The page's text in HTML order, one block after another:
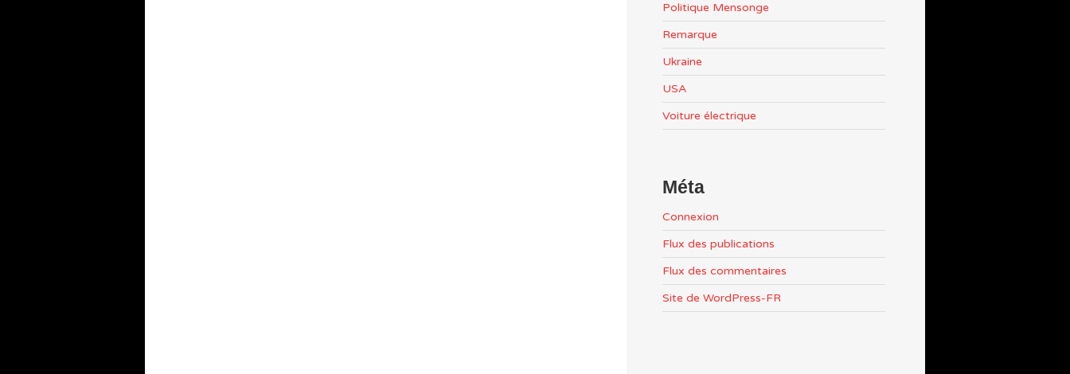
Politique Mensonge
Remarque
Ukraine
USA
Voiture électrique
Méta
Connexion
Flux des publications
Flux des commentaires
Site de WordPress-FR